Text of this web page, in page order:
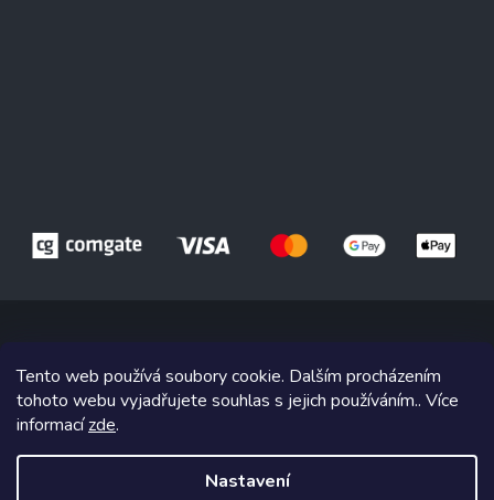
Tento web používá soubory cookie. Dalším procházením
tohoto webu vyjadřujete souhlas s jejich používáním.. Více
informacízde.
Nastavení
Copyright 2026Drůbež Červený Hrádek. Všechna práva vyhrazena.
Grafický návrh vytvořil a na Shoptet implementoval
Shoptetak.cz.